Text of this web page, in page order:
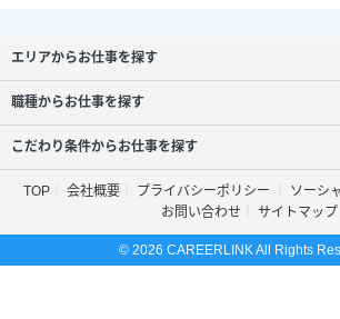
エリアからお仕事を探す
職種からお仕事を探す
こだわり条件からお仕事を探す
TOP 会社概要 プライバシーポリシー
ソーシ
お問い合わせ
サイトマップ
© 2026 CAREERLINK All Rights